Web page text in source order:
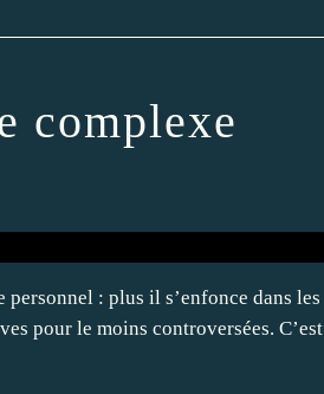
complexe
: plus il s’enfonce dans les
pour le moins controversées. C’est